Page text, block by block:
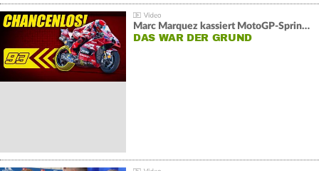
Marc Marquez kassiert MotoGP-Sprint-Schlappe:
DAS WAR DER GRUND